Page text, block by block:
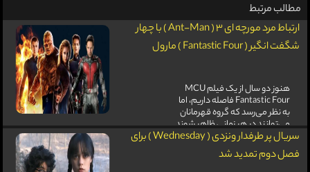
مطالب مرتبط
ارتباط مرد مورچه ای 3 ( Ant-Man ) با چهار
شگفت انگیر ( Fantastic Four ) مارول
هنوز دو سال از یک فیلم MCU
Fantastic Four فاصله داریم، اما
به نظر می‌رسد که گروه قهرمانان
می‌توانند در هر زمانی ظاهر شوند.
سریال پر طرفدار ونزدی ( Wednesday ) برای
فصل دوم تمدید شد